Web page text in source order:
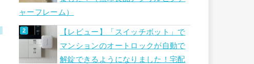
ャーフレーム）
【レビュー】「スイッチボット」で
マンションのオートロックが自動で
解錠できるようになりました！宅配